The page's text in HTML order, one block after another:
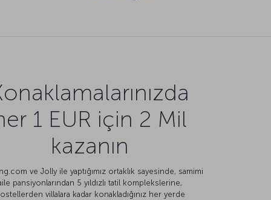
1 EUR için 2 Mil
kazanın
ve Jolly ile yaptığımız ortaklık sayesinde, samimi
pansiyonlarından 5 yıldızlı tatil komplekslerine,
villalara kadar konakladığınız her yerde